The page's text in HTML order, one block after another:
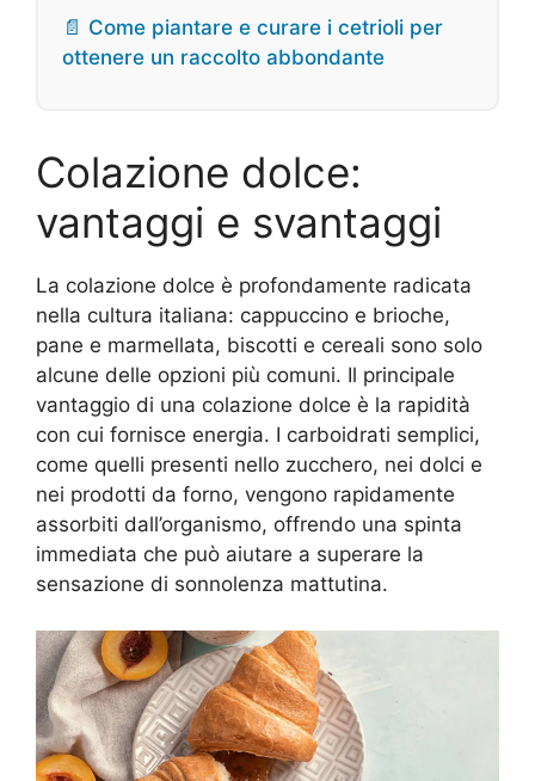
📄 Come piantare e curare i cetrioli per
ottenere un raccolto abbondante
Colazione dolce:
vantaggi e svantaggi
La colazione dolce è profondamente radicata
nella cultura italiana: cappuccino e brioche,
pane e marmellata, biscotti e cereali sono solo
alcune delle opzioni più comuni. Il principale
vantaggio di una colazione dolce è la rapidità
con cui fornisce energia. I carboidrati semplici,
come quelli presenti nello zucchero, nei dolci e
nei prodotti da forno, vengono rapidamente
assorbiti dall’organismo, offrendo una spinta
immediata che può aiutare a superare la
sensazione di sonnolenza mattutina.